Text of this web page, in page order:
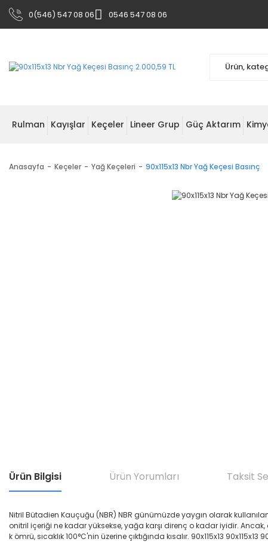
0(546) 547 08 06 0546 547 08 06
Rulman Kayışlar Keçeler Lineer Grup Güç Aktarım
Anasayfa Keçeler Yağ Keçeleri 90x115x13 Nbr Yağ Keçesi Basınç
Ürün Bilgisi Ürün Yorumları Taksit
Nitril Bütadien Kauçuğu (NBR) NBR günümüzde yaygın olarak
onitril içeriği ne kadar yüksekse, yağa karşı direnç o kadar iyidir. Ancak,
k ömrü, sıcaklık 100°C'nin üzerine çıktığında kısalır. 90x115x13 90x115x13